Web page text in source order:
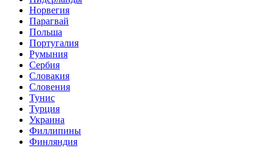
Норвегия
Парагвай
Польша
Португалия
Румыния
Сербия
Словакия
Словения
Тунис
Турция
Украина
Филлипины
Финляндия